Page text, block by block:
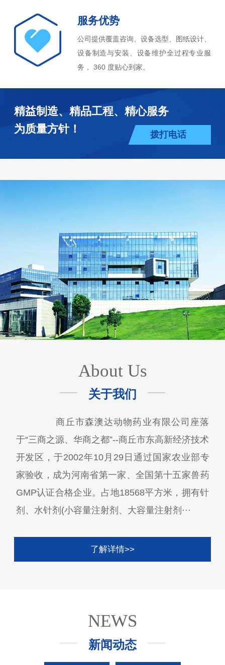
服务优势
公司提供覆盖咨询、设备选型、图纸设计、
设备制造与安装、设备维护全过程专业服
务， 360 度贴心到家。
精益制造、精品工程、精心服务
为质量方针！
拨打电话
About Us
关于我们
商丘市森澳达动物药业有限公司座落
于“三商之源、华商之都”--商丘市东高新经济技术
开发区，于2002年10月29日通过国家农业部专
家验收，成为河南省第一家、全国第十五家兽药
GMP认证合格企业。占地18568平方米，拥有针
剂、水针剂(小容量注射剂、大容量注射剂···
了解详情>>
NEWS
新闻动态